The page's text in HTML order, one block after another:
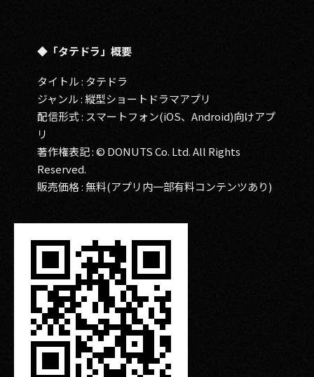
◆「タテドラ」概要
タイトル : タテドラ
ジャンル : 縦型ショートドラマアプリ
配信形式 : スマートフォン(iOS、Android)向けアプ
リ
著作権表記 : © DONUTS Co. Ltd. All Rights
Reserved.
販売価格 : 無料(アプリ内一部有料コンテンツあり)